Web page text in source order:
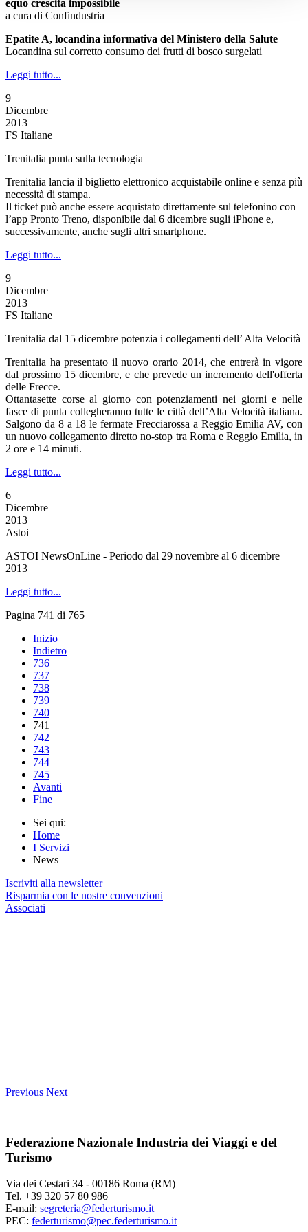
equo crescita impossibile
a cura di Confindustria
Epatite A, locandina informativa del Ministero della Salute
Locandina sul corretto consumo dei frutti di bosco surgelati
Leggi tutto...
9
Dicembre
2013
FS Italiane
Trenitalia punta sulla tecnologia
Trenitalia lancia il biglietto elettronico acquistabile online e senza più
necessità di stampa.
Il ticket può anche essere acquistato direttamente sul telefonino con
l’app Pronto Treno, disponibile dal 6 dicembre sugli iPhone e,
successivamente, anche sugli altri smartphone.
Leggi tutto...
9
Dicembre
2013
FS Italiane
Trenitalia dal 15 dicembre potenzia i collegamenti dell’ Alta Velocità
Trenitalia ha presentato il nuovo orario 2014, che entrerà in vigore
dal prossimo 15 dicembre, e che prevede un incremento dell'offerta
delle Frecce.
Ottantasette corse al giorno con potenziamenti nei giorni e nelle
fasce di punta collegheranno tutte le città dell’Alta Velocità italiana.
Salgono da 8 a 18 le fermate Frecciarossa a Reggio Emilia AV, con
un nuovo collegamento diretto no-stop tra Roma e Reggio Emilia, in
2 ore e 14 minuti.
Leggi tutto...
6
Dicembre
2013
Astoi
ASTOI NewsOnLine - Periodo dal 29 novembre al 6 dicembre
2013
Leggi tutto...
Pagina 741 di 765
Inizio
Indietro
736
737
738
739
740
741
742
743
744
745
Avanti
Fine
Sei qui:
Home
I Servizi
News
Iscriviti alla newsletter
Risparmia con le nostre convenzioni
Associati
Previous Next
Federazione Nazionale Industria dei Viaggi e del
Turismo
Via dei Cestari 34 - 00186 Roma (RM)
Tel. +39 320 57 80 986
E-mail: segreteria@federturismo.it
PEC: federturismo@pec.federturismo.it